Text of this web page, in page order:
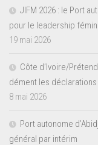
JIFM 2026 : le Port
pour le leadership
19 mai 2026
Côte d’Ivoire/
dément les déclarations
8 mai 2026
Port autonome
général par intérim